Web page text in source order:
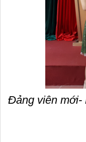
Đảng viên mới-